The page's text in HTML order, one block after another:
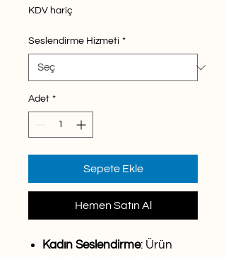
KDV hariç
Seslendirme Hizmeti *
Adet *
Sepete Ekle
Hemen Satın Al
Kadın Seslendirme: Ürün